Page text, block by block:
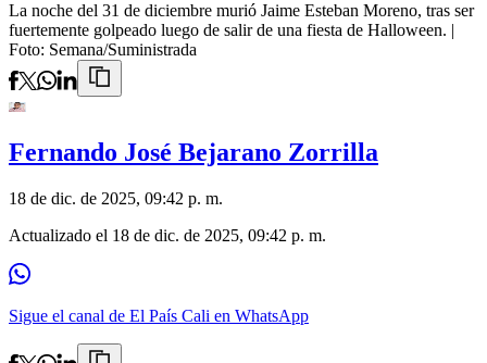
La noche del 31 de diciembre murió Jaime Esteban Moreno, tras ser
fuertemente golpeado luego de salir de una fiesta de Halloween. |
Foto: Semana/Suministrada
Fernando José Bejarano Zorrilla
18 de dic. de 2025, 09:42 p. m.
Actualizado el 18 de dic. de 2025, 09:42 p. m.
Sigue el canal de El País Cali en WhatsApp